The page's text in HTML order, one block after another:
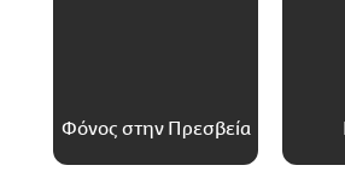
Φόνος στην Πρεσβεία